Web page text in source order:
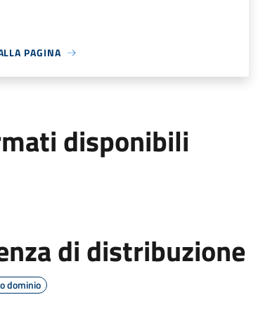
PAGINA
disponibili
di distribuzione
dominio